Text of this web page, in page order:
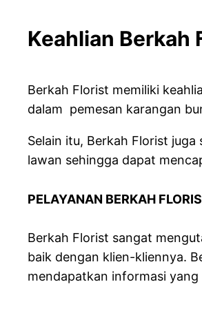
Keahlian Berkah
Berkah Florist memiliki
dalam pemesan karangan
Selain itu, Berkah Florist
lawan sehingga dapat
PELAYANAN BERKAH
Berkah Florist sangat
baik dengan klien-kliennya.
mendapatkan informasi yang